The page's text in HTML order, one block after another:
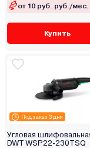
от 10 руб. руб./мес.
Купить
Под заказ 3 дня
Угловая
DWT WSP22-230TSQ